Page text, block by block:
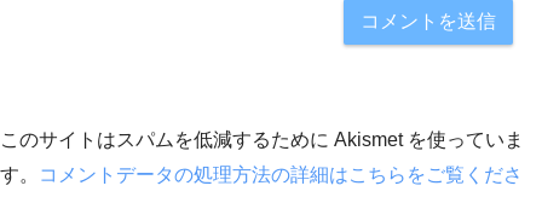
このサイトはスパムを低減するために Akismet を使っていま
す。
コメントデータの処理方法の詳細はこちらをご覧くださ